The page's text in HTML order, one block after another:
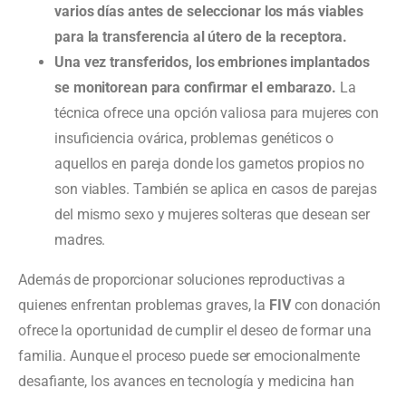
varios días antes de seleccionar los más viables
para la transferencia al útero de la receptora.
Una vez transferidos, los embriones implantados
se monitorean para confirmar el embarazo. La
técnica ofrece una opción valiosa para mujeres con
insuficiencia ovárica, problemas genéticos o
aquellos en pareja donde los gametos propios no
son viables. También se aplica en casos de parejas
del mismo sexo y mujeres solteras que desean ser
madres.
Además de proporcionar soluciones reproductivas a
quienes enfrentan problemas graves, la FIVcon donación
ofrece la oportunidad de cumplir el deseo de formar una
familia. Aunque el proceso puede ser emocionalmente
desafiante, los avances en tecnología y medicina han